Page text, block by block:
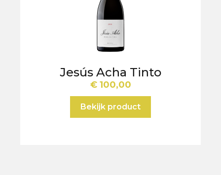
Jesús Acha Tinto
€100,00
Bekijk product